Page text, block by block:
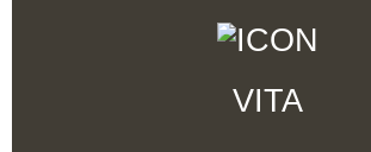
VITA